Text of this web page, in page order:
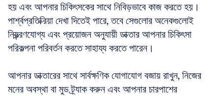
হয় এবং আপনার চিকিৎসকের সাথে নিবিড়ভাবে কাজ করতে হয়।
পার্শ্বপ্রতিক্রিয়া দেখা দিতেই পারে, তবে সেগুলোর অনেকগুলোই
নিয়ন্ত্রণযোগ্য এবং প্রয়োজন অনুযায়ী ডাক্তার আপনার চিকিৎসা
পরিকল্পনা পরিবর্তন করতে সাহায্য করতে পারেন।
আপনার ডাক্তারের সাথে সার্বক্ষণিক যোগাযোগ বজায় রাখুন, নিজের
মনের অবস্থা বা মুড ট্র্যাক করুন এবং আপনার চারপাশের